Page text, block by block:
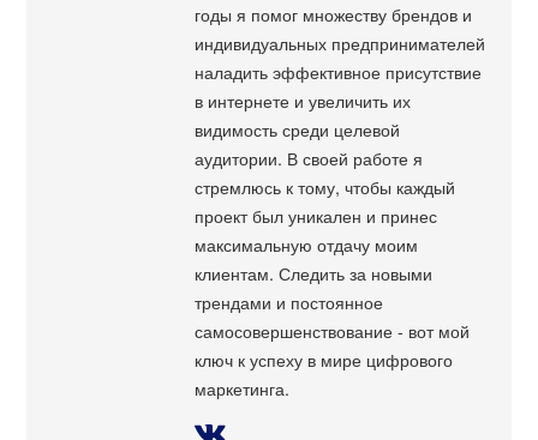
годы я помог множеству брендов и
индивидуальных предпринимателей
наладить эффективное присутствие
в интернете и увеличить их
видимость среди целевой
аудитории. В своей работе я
стремлюсь к тому, чтобы каждый
проект был уникален и принес
максимальную отдачу моим
клиентам. Следить за новыми
трендами и постоянное
самосовершенствование - вот мой
ключ к успеху в мире цифрового
маркетинга.